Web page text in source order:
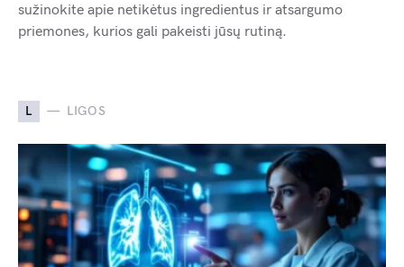
sužinokite apie netikėtus ingredientus ir atsargumo
priemones, kurios gali pakeisti jūsų rutiną.
L LIGOS